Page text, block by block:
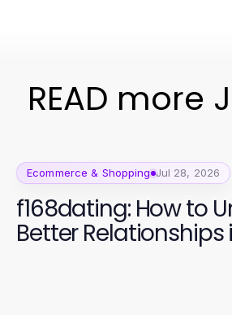
READ more
Ecommerce & Shopping Jul 28, 2026
f168dating: How to
Better Relationships